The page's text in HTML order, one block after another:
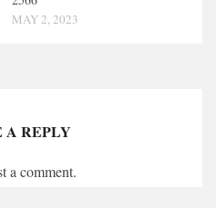
MAY 2, 2023
A REPLY
a comment.